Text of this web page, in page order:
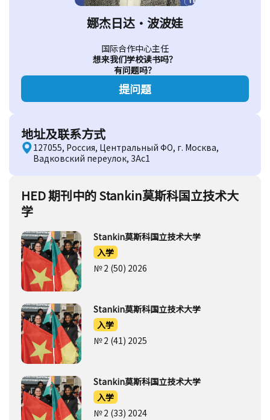
娜杰日达·波波娃
国际合作中心主任
想来我们学校读书吗？
有问题吗？
提问题
地址及联系方式
127055, Россия, Центральный ФО, г. Москва,
Вадковский переулок, 3Ас1
HED 期刊中的 Stankin莫斯科国立技术大
学
Stankin莫斯科国立技术大学
入学
№ 2 (50) 2026
Stankin莫斯科国立技术大学
入学
№ 2 (41) 2025
Stankin莫斯科国立技术大学
入学
№ 2 (33) 2024